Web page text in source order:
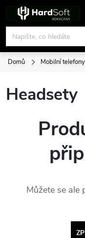
obsah
Domů Mobilní
Headsety
Můžete se ale